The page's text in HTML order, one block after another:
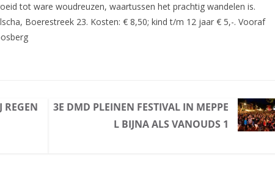
tot ware woudreuzen, waartussen het prachtig wandelen is.
Boerestreek 23. Kosten: € 8,50; kind t/m 12 jaar € 5,-. Vooraf
REGEN
3E DMD PLEINEN FESTIVAL IN MEPPE
L BIJNA ALS VANOUDS 1